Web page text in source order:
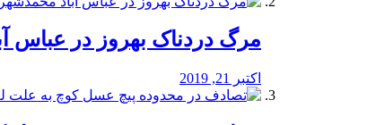
مرگ دردناک بهروز در
اکتبر 21, 2019